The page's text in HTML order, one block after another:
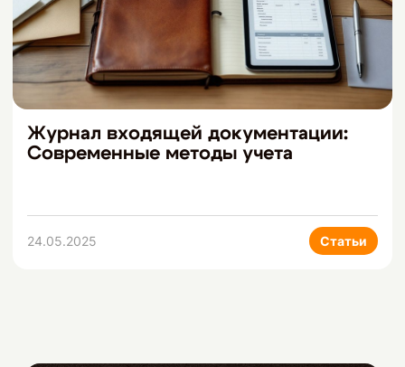
Журнал входящей документации:
Современные методы учета
24.05.2025 Статьи